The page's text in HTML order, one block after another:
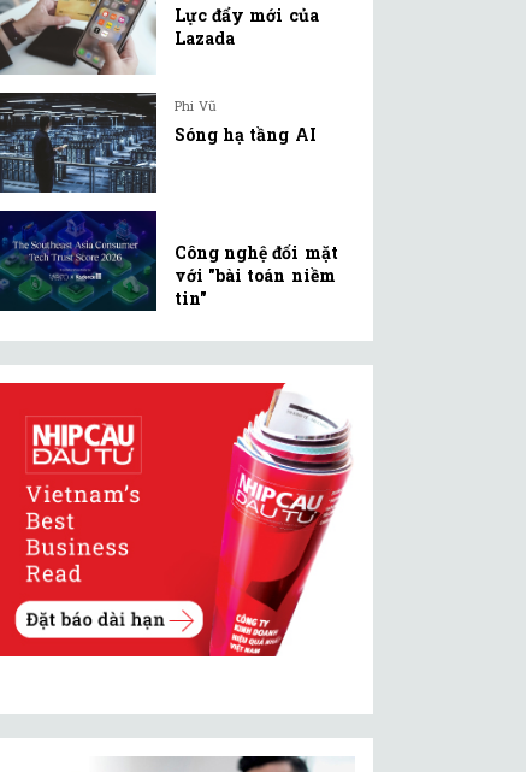
Lực đẩy mới của
Lazada
Phi Vũ
Sóng hạ tầng AI
Công nghệ đối mặt
với "bài toán niềm
tin"